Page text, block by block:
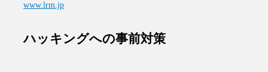
www.lrm.jp
ハッキングへの事前対策